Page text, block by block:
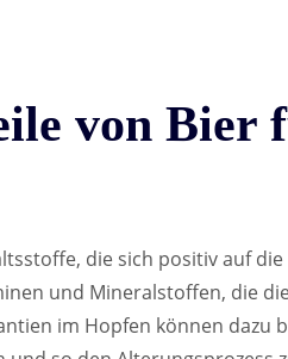
von Bier
die sich positiv auf
und Mineralstoffen, die
im Hopfen können dazu